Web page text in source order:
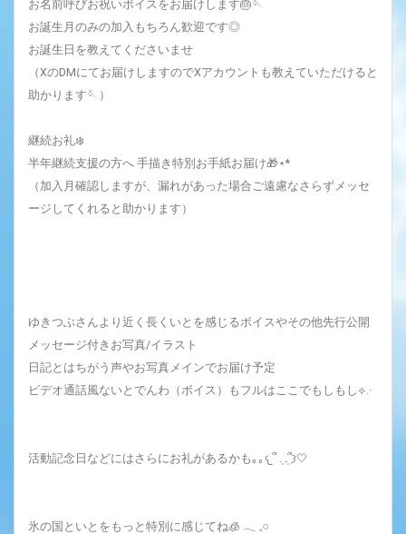
お名前呼びお祝いボイスをお届けします🎂🪡
お誕生月のみの加入もちろん歓迎です◎
お誕生日を教えてくださいませ
（XのDMにてお届けしますのでXアカウントも教えていただけると
助かります🪡）
継続お礼❄️‎
半年継続支援の方へ 手描き特別お手紙お届け🎁⋆*
（加入月確認しますが、漏れがあった場合ご遠慮なさらずメッセ
ージしてくれると助かります）
ゆきつぶさんより近く長くいとを感じるボイスやその他先行公開
メッセージ付きお写真/イラスト
日記とはちがう声やお写真メインでお届け予定
ビデオ通話風ないとでんわ（ボイス）もフルはここでもしもし⟡.·
活動記念日などにはさらにお礼があるかも｡｡𐔌՞ ܸ. .ܸ՞𐦯‎🤍
氷の国といとをもっと特別に感じてね🧊 𓂃 𓈒𓏸